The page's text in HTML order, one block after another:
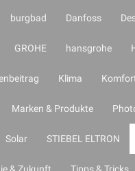
burgbad Danfoss
GROHE hansgrohe
Klima
Marken & Produkte
Solar STIEBEL ELTRON